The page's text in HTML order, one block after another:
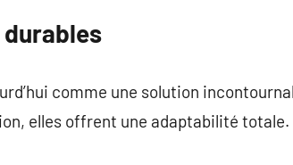
comme une solution
elles offrent une adaptabilité